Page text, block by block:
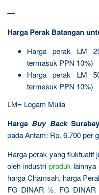
—
Harga Perak Batangan
Harga perak LM
termasuk PPN 10%)
Harga perak LM
termasuk PPN 10%)
LM= Logam Mulia
HargaBuy Back
pada Antam: Rp. 6.700 per
Harga perak yang fluktuatif
oleh industri produk
harga Chamsah, harga
FG DINAR ½, FG DINAR